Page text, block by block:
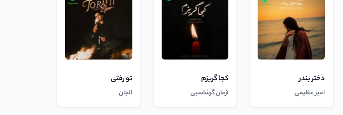
دختر بندر
امیر عظیمی
کجا گریزم
آرمان گرشاسبی
تو رفتی
الجان